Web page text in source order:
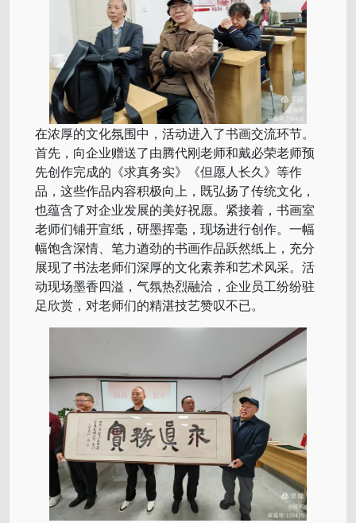
在浓厚的文化氛围中，活动进入了书画交流环节。
首先，向企业赠送了由腾代刚老师和戴必荣老师预
先创作完成的《求真务实》《但愿人长久》等作
品，这些作品内容积极向上，既弘扬了传统文化，
也蕴含了对企业发展的美好祝愿。紧接着，书画室
老师们铺开宣纸，研墨挥毫，现场进行创作。一幅
幅饱含深情、笔力遒劲的书画作品跃然纸上，充分
展现了书法老师们深厚的文化素养和艺术风采。活
动现场墨香四溢，气氛热烈融洽，企业员工纷纷驻
足欣赏，对老师们的精湛技艺赞叹不已。